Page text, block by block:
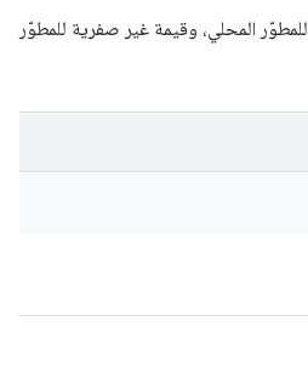
تعرِض هذه السمة رمز الخطأ 0 للمطوّر المحلي، وقيمة غير صفرية للمطوّر